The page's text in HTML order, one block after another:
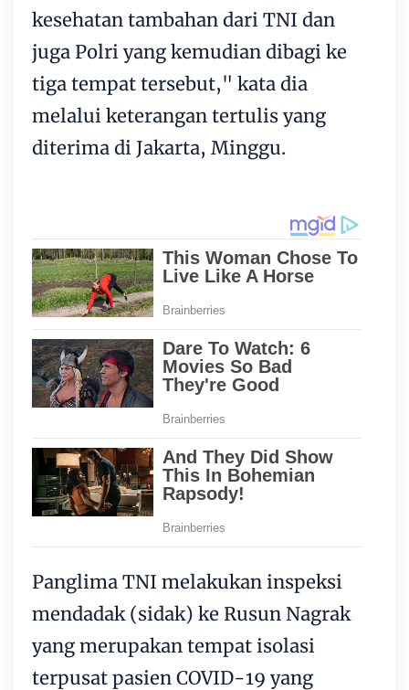
kesehatan tambahan dari TNI dan
juga Polri yang kemudian dibagi ke
tiga tempat tersebut," kata dia
melalui keterangan tertulis yang
diterima di Jakarta, Minggu.
Panglima TNI melakukan inspeksi
mendadak (sidak) ke Rusun Nagrak
yang merupakan tempat isolasi
terpusat pasien COVID-19 yang